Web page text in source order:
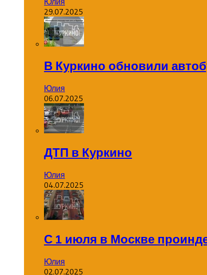
29.07.2025
В Куркино обновили
Юлия
06.07.2025
ДТП в Куркино
Юлия
04.07.2025
С 1 июля в Москве
Юлия
02.07.2025